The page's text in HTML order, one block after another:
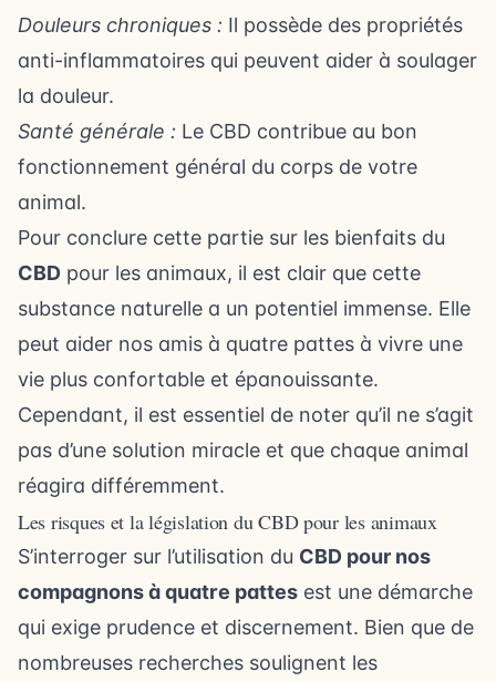
Douleurs chroniques : Il possède des propriétés
anti-inflammatoires qui peuvent aider à soulager
la douleur.
Santé générale : Le CBD contribue au bon
fonctionnement général du corps de votre
animal.
Pour conclure cette partie sur les bienfaits du
CBD pour les animaux, il est clair que cette
substance naturelle a un potentiel immense. Elle
peut aider nos amis à quatre pattes à vivre une
vie plus confortable et épanouissante.
Cependant, il est essentiel de noter qu’il ne s’agit
pas d’une solution miracle et que chaque animal
réagira différemment.
Les risques et la législation du CBD pour les animaux
S’interroger sur l’utilisation du CBD pour nos
compagnons à quatre pattes est une démarche
qui exige prudence et discernement. Bien que de
nombreuses recherches soulignent les